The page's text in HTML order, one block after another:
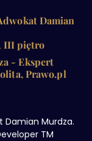
Damian
III piętro
- Ekspert
Prawo.pl
Damian Murdza.
TM